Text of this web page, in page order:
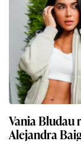
Vania Bludau
Alejandra